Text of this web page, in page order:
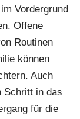
Vordergrund
Offene
Routinen
können
Auch
Schritt in das
für die